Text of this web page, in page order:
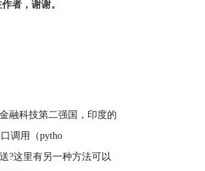
者，谢谢。
融科技第二强国，印度的
调用（pytho
?这里有另一种方法可以